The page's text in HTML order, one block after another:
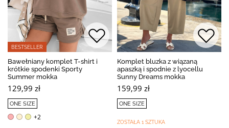
BESTSELLER
Bawełniany komplet T-shirt i
krótkie spodenki Sporty
Summer mokka
129,99 zł
ONE SIZE
+2
Komplet bluzka z wiązaną
apaszką i spodnie z lyocellu
Sunny Dreams mokka
159,99 zł
ONE SIZE
ZOSTAŁA 1 SZTUKA